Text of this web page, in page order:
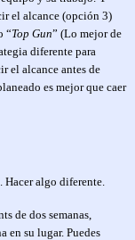
el alcance (opción 3)
“Top Gun” (Lo mejor de
diferente para
el alcance antes de
es mejor que caer
algo diferente.
de dos semanas,
en su lugar. Puedes